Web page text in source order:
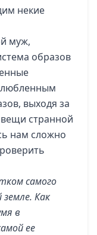
некие
муж,
образов
выходя за
странной
нам сложно
самого
Как
в
ее